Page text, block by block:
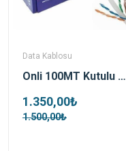
Data Kablosu
Onli 100MT Kutulu 24AWG Utp Cat6 Gri Data Kablosu
1.350,00₺
1.500,00₺